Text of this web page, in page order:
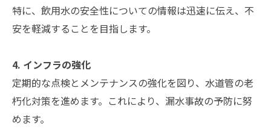
特に、飲用水の安全性についての情報は迅速に伝え、不
安を軽減することを目指します。
4. インフラの強化
定期的な点検とメンテナンスの強化を図り、水道管の老
朽化対策を進めます。これにより、漏水事故の予防に努
めます。